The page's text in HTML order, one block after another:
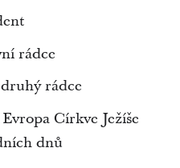
rádce
rádce
Církve Ježíše
dnů